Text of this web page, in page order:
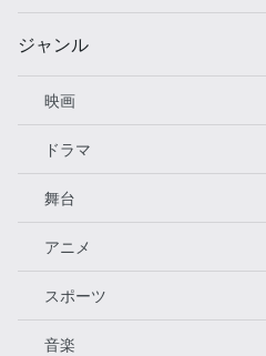
ジャンル
映画
ドラマ
舞台
アニメ
スポーツ
音楽